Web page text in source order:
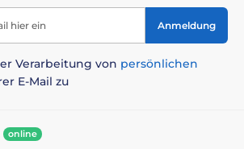
hier ein Anmeldung
Verarbeitung von persönlichen
E-Mail zu
online